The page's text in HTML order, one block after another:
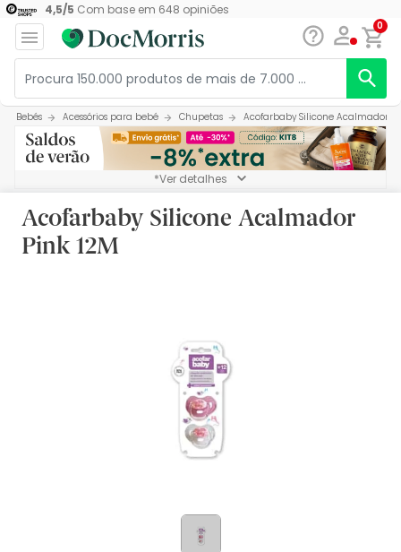
4,5/5 Com base em 648 opiniões
0
Bebés Acessórios para bebé Chupetas Acofarbaby Silicone Acalmador
*Ver detalhes
Acofarbaby Silicone Acalmador
Pink 12M